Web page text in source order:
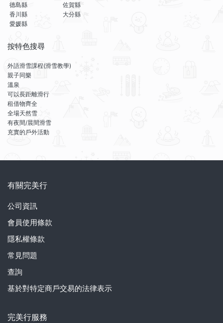
德島縣
香川縣
愛媛縣
佐賀縣
大分縣
按特色搜尋
外語滑雪課程(滑雪教學)
親子同樂
溫泉
可以長距離滑行
租借物齊全
全場天然雪
有夜間/晨間滑雪
充實的戶外活動
有關完美行
公司資訊
會員使用條款
隱私權條款
常見問題
查詢
基於對特定商戶交易的法律表示
完美行服務